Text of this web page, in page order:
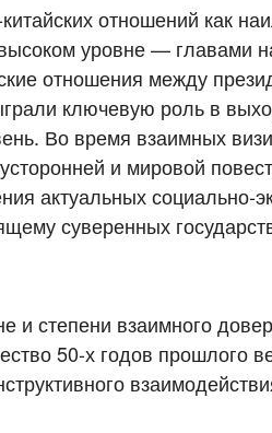
отношений как
уровне — главами
отношения между
ключевую роль в
Во время взаимных
и мировой
актуальных социально-
суверенных
и степени взаимного
50-х годов прошлого